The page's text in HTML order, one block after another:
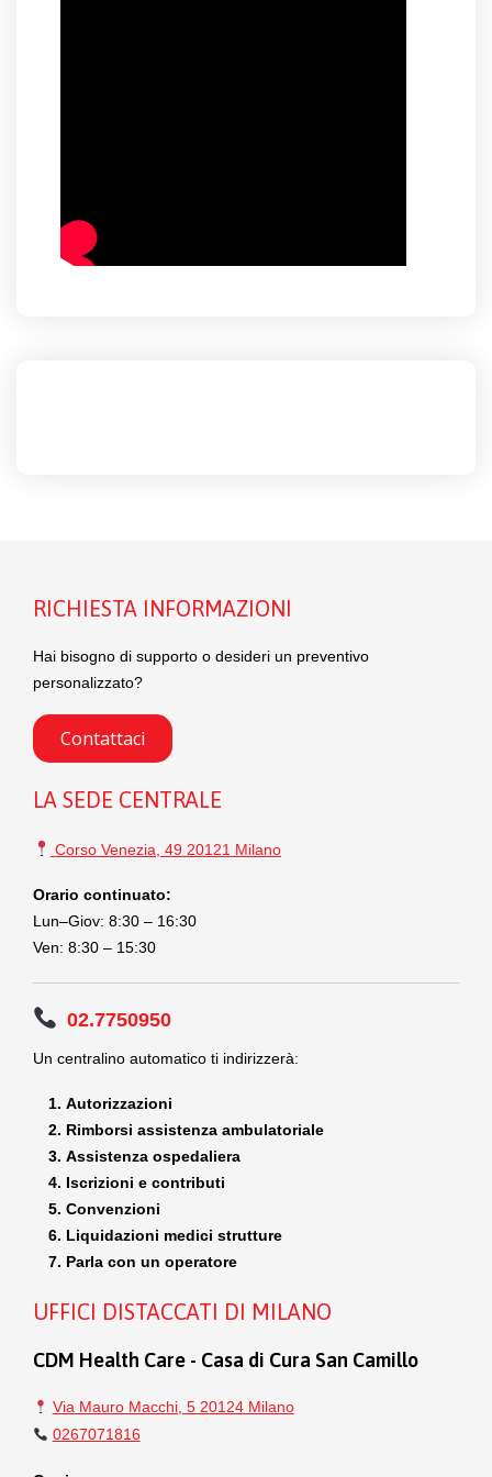
RICHIESTA INFORMAZIONI
Hai bisogno di supporto o desideri un preventivo
personalizzato?
Contattaci
LA SEDE CENTRALE
Corso Venezia, 49 20121 Milano
Orario continuato:
Lun–Giov: 8:30 – 16:30
Ven: 8:30 – 15:30
02.7750950
Un centralino automatico ti indirizzerà:
Autorizzazioni
Rimborsi assistenza ambulatoriale
Assistenza ospedaliera
Iscrizioni e contributi
Convenzioni
Liquidazioni medici strutture
Parla con un operatore
UFFICI DISTACCATI DI MILANO
CDM Health Care - Casa di Cura San Camillo
Via Mauro Macchi, 5 20124 Milano
0267071816